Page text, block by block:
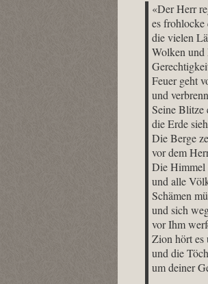
«Der Herr
es frohlocke
die vielen
Wolken und
Feuer geht
und
Seine Blitze
die Erde
Die Berge
vor dem
Die Himmel
und alle
Schämen
und sich
vor Ihm
Zion hört es
und die
um deiner